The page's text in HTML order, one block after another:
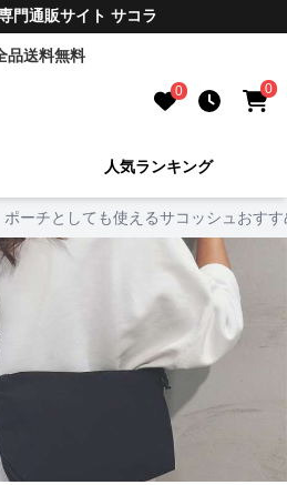
門通販サイト サコラ
品送料無料
0 0
人気ランキング
ポーチとしても使えるサコッシュおす